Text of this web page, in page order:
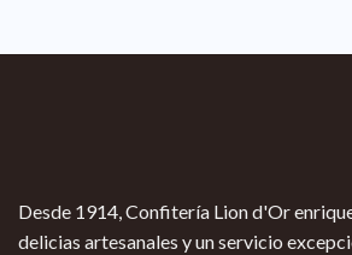
Desde 1914, Confitería Lion d'Or
delicias artesanales y un servicio